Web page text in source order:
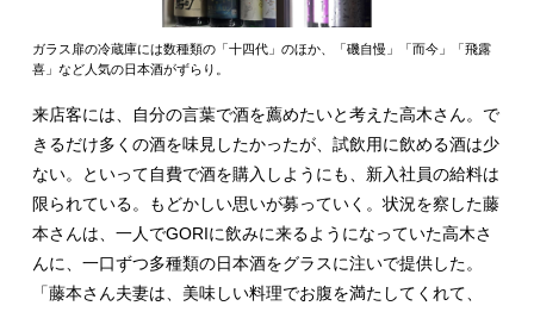
ガラス扉の冷蔵庫には数種類の「十四代」のほか、「磯自慢」「而今」「飛露
喜」など人気の日本酒がずらり。
来店客には、自分の言葉で酒を薦めたいと考えた高木さん。で
きるだけ多くの酒を味見したかったが、試飲用に飲める酒は少
ない。といって自費で酒を購入しようにも、新入社員の給料は
限られている。もどかしい思いが募っていく。状況を察した藤
本さんは、一人でGORIに飲みに来るようになっていた高木さ
んに、一口ずつ多種類の日本酒をグラスに注いで提供した。
「藤本さん夫妻は、美味しい料理でお腹を満たしてくれて、